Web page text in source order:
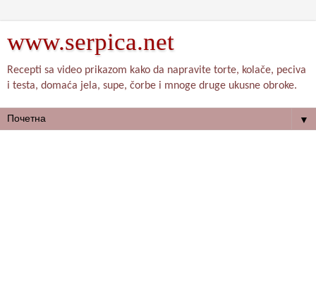
www.serpica.net
Recepti sa video prikazom kako da napravite torte, kolače, peciva
i testa, domaća jela, supe, čorbe i mnoge druge ukusne obroke.
▼